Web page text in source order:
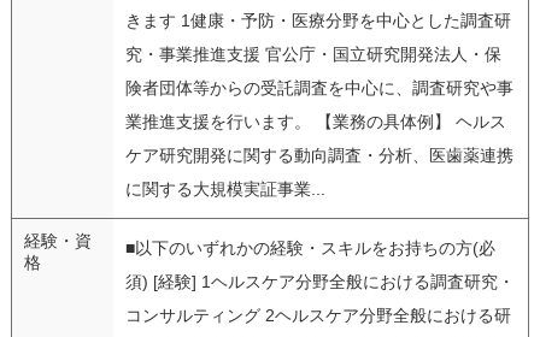
きます 1健康・予防・医療分野を中心とした調査研
究・事業推進支援 官公庁・国立研究開発法人・保
険者団体等からの受託調査を中心に、調査研究や事
業推進支援を行います。 【業務の具体例】 ヘルス
ケア研究開発に関する動向調査・分析、医歯薬連携
に関する大規模実証事業...
経験・資
格
■以下のいずれかの経験・スキルをお持ちの方(必
須) [経験] 1ヘルスケア分野全般における調査研究・
コンサルティング 2ヘルスケア分野全般における研